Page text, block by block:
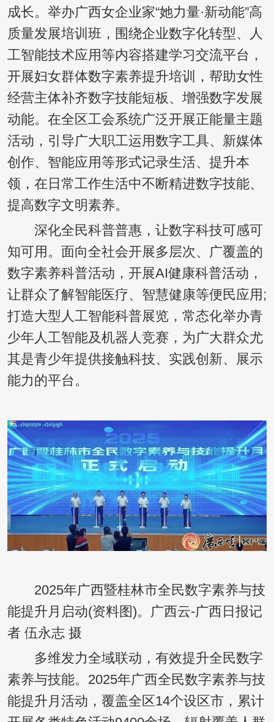
成长。举办广西女企业家“她力量·新动能”高
质量发展培训班，围绕企业数字化转型、人
工智能技术应用等内容搭建学习交流平台，
开展妇女群体数字素养提升培训，帮助女性
经营主体补齐数字技能短板、增强数字发展
动能。在全区工会系统广泛开展正能量主题
活动，引导广大职工运用数字工具、新媒体
创作、智能应用等形式记录生活、提升本
领，在日常工作生活中不断精进数字技能、
提高数字文明素养。
深化全民科普普惠，让数字科技可感可
知可用。面向全社会开展多层次、广覆盖的
数字素养科普活动，开展AI健康科普活动，
让群众了解智能医疗、智慧健康等便民应用;
打造大型人工智能科普展览，常态化举办青
少年人工智能及机器人竞赛，为广大群众尤
其是青少年提供接触科技、实践创新、展示
能力的平台。
2025年广西暨桂林市全民数字素养与技
能提升月启动(资料图)。广西云-广西日报记
者 伍永志 摄
多维发力全域联动，有效提升全民数字
素养与技能。2025年广西全民数字素养与技
能提升月活动，覆盖全区14个设区市，累计